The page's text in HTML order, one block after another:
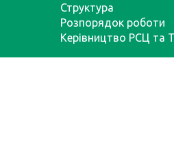
Структура
Розпорядок роботи
Керівництво РСЦ та